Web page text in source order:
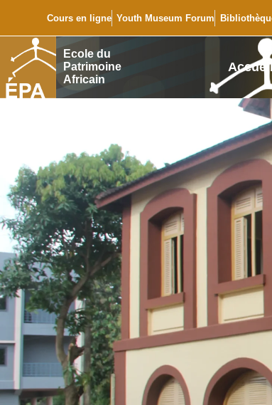
Cours en ligne Youth Museum Forum
Ecole du
Patrimoine
Africain